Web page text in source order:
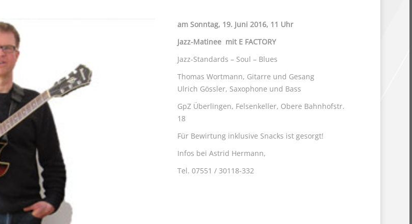
am Sonntag, 19. Juni 2016, 11 Uhr
Jazz-Matinee mit E FACTORY
Jazz-Standards – Soul – Blues
Thomas Wortmann, Gitarre und Gesang
Ulrich Gössler, Saxophone und Bass
GpZ Überlingen, Felsenkeller, Obere Bahnhofstr.
18
Für Bewirtung inklusive Snacks ist gesorgt!
Infos bei Astrid Hermann,
Tel. 07551 / 30118-332